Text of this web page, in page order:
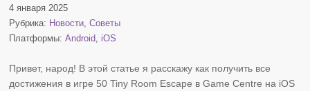
4 января 2025
Рубрика: Новости,Советы
Платформы:Android, iOS
Привет, народ! В этой статье я расскажу как получить все
достижения в игре 50 Tiny Room Escape в Game Centre на iOS